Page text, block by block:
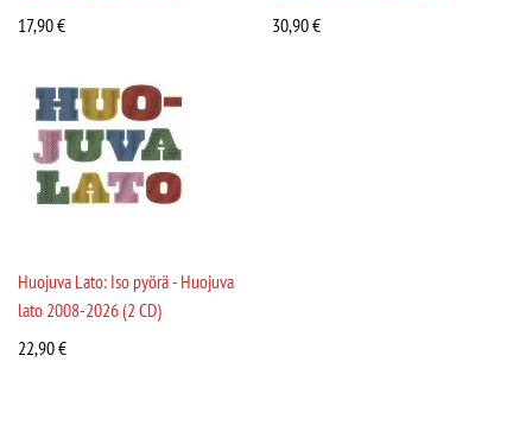
17,90€
30,90€
Huojuva Lato: Iso pyörä - Huojuva
lato 2008-2026 (2 CD)
22,90€